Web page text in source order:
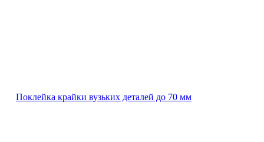
Поклейка крайки вузьких деталей до 70 мм